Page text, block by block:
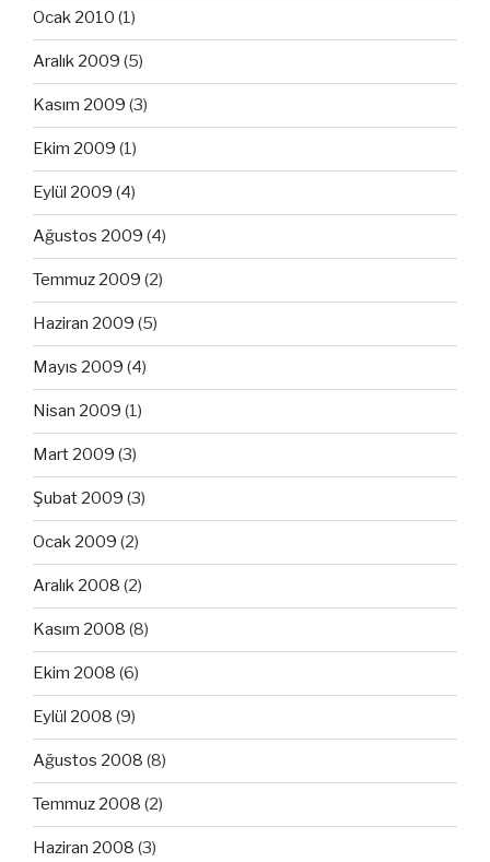
Ocak 2010 (1)
Aralık 2009 (5)
Kasım 2009 (3)
Ekim 2009 (1)
Eylül 2009 (4)
Ağustos 2009 (4)
Temmuz 2009 (2)
Haziran 2009 (5)
Mayıs 2009 (4)
Nisan 2009 (1)
Mart 2009 (3)
Şubat 2009 (3)
Ocak 2009 (2)
Aralık 2008 (2)
Kasım 2008 (8)
Ekim 2008 (6)
Eylül 2008 (9)
Ağustos 2008 (8)
Temmuz 2008 (2)
Haziran 2008 (3)